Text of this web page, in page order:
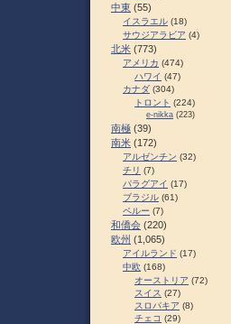
中東 (55)
イスラエル (18)
サウジアラビア (4)
北米 (773)
アメリカ (474)
ハワイ (47)
カナダ (304)
トロント (224)
e-nikka (223)
南極 (39)
南米 (172)
アルゼンチン (32)
チリ (7)
パラグアイ (17)
ブラジル (61)
ペルー (7)
和僑会 (220)
欧州 (1,065)
アイルランド (17)
中欧 (168)
オーストリア (72)
スイス (27)
スロパキア (8)
チェコ (29)